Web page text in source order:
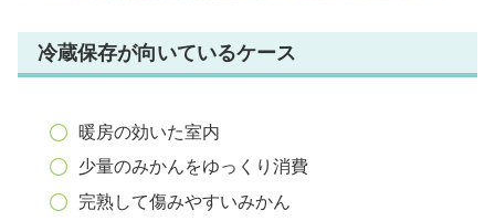
冷蔵保存が向いているケース
暖房の効いた室内
少量のみかんをゆっくり消費
完熟して傷みやすいみかん